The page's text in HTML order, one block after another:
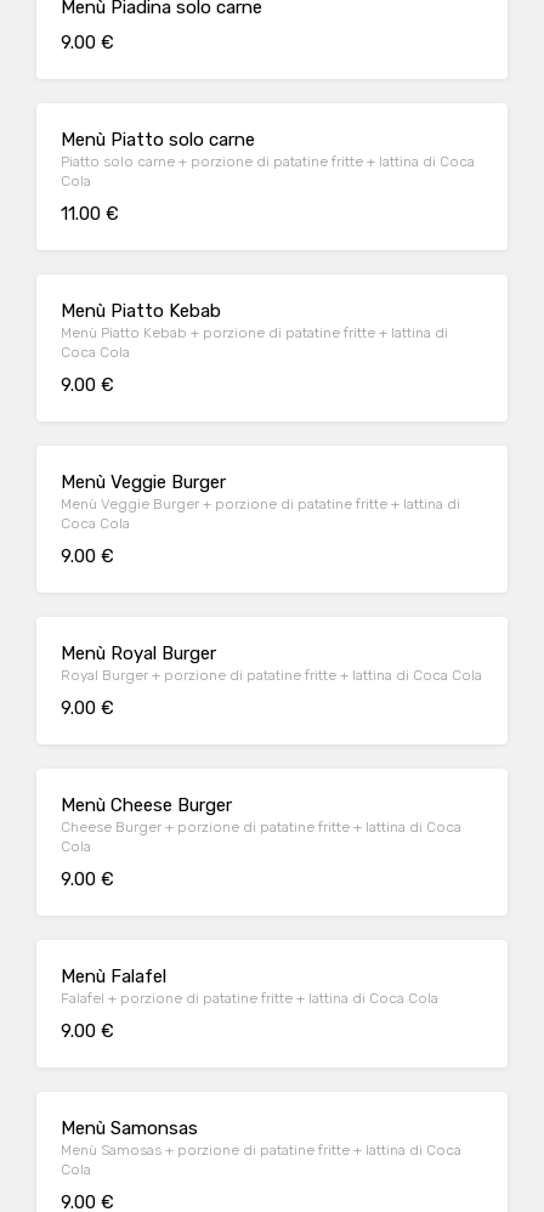
Menù Piadina solo carne
9.00 €
Menù Piatto solo carne
Piatto solo carne + porzione di patatine fritte + lattina di Coca
Cola
11.00 €
Menù Piatto Kebab
Menù Piatto Kebab + porzione di patatine fritte + lattina di
Coca Cola
9.00 €
Menù Veggie Burger
Menù Veggie Burger + porzione di patatine fritte + lattina di
Coca Cola
9.00 €
Menù Royal Burger
Royal Burger + porzione di patatine fritte + lattina di Coca Cola
9.00 €
Menù Cheese Burger
Cheese Burger + porzione di patatine fritte + lattina di Coca
Cola
9.00 €
Menù Falafel
Falafel + porzione di patatine fritte + lattina di Coca Cola
9.00 €
Menù Samonsas
Menù Samosas + porzione di patatine fritte + lattina di Coca
Cola
9.00 €